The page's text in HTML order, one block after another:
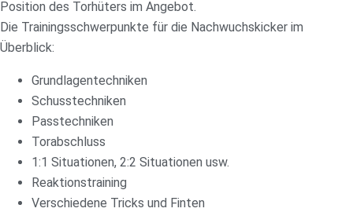
Position des Torhüters im Angebot.
Die Trainingsschwerpunkte für die Nachwuchskicker im
Überblick:
Grundlagentechniken
Schusstechniken
Passtechniken
Torabschluss
1:1 Situationen, 2:2 Situationen usw.
Reaktionstraining
Verschiedene Tricks und Finten